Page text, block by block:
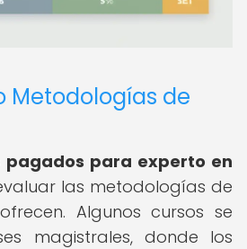
Metodologías de
pagados para experto en
las metodologías de
Algunos cursos se
magistrales, donde los